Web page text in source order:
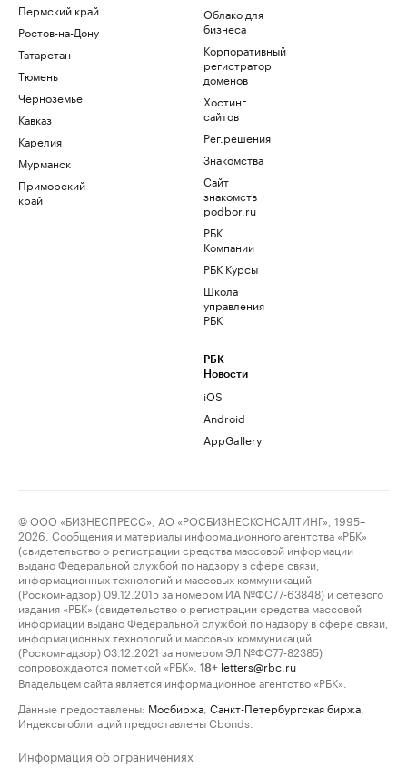
Пермский край
Ростов-на-Дону
Татарстан
Тюмень
Черноземье
Кавказ
Карелия
Мурманск
Приморский
край
Облако для
бизнеса
Корпоративный
регистратор
доменов
Хостинг
сайтов
Рег.решения
Знакомства
Сайт
знакомств
podbor.ru
РБК
Компании
РБК Курсы
Школа
управления
РБК
РБК
Новости
iOS
Android
AppGallery
© ООО «БИЗНЕСПРЕСС», АО «РОСБИЗНЕСКОНСАЛТИНГ», 1995–
2026. Сообщения и материалы информационного агентства «РБК»
(свидетельство о регистрации средства массовой информации
выдано Федеральной службой по надзору в сфере связи,
информационных технологий и массовых коммуникаций
(Роскомнадзор) 09.12.2015 за номером ИА №ФС77-63848) и сетевого
издания «РБК» (свидетельство о регистрации средства массовой
информации выдано Федеральной службой по надзору в сфере связи,
информационных технологий и массовых коммуникаций
(Роскомнадзор) 03.12.2021 за номером ЭЛ №ФС77-82385)
сопровождаются пометкой «РБК».
18+ letters@rbc.ru
Владельцем сайта является информационное агентство «РБК».
Данные предоставлены: Мосбиржа Санкт-Петербургская биржа
Индексы облигаций предоставлены Cbonds.
Информация об ограничениях